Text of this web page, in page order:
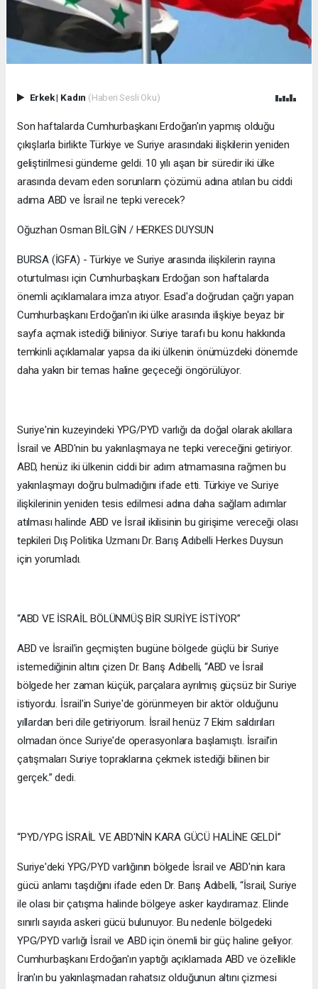
Erkek| Kadın (Haberi Sesli Oku)
Son haftalarda Cumhurbaşkanı Erdoğan'ın yapmış olduğu
çıkışlarla birlikte Türkiye ve Suriye arasındaki ilişkilerin yeniden
geliştirilmesi gündeme geldi. 10 yılı aşan bir süredir iki ülke
arasında devam eden sorunların çözümü adına atılan bu ciddi
adıma ABD ve İsrail ne tepki verecek?
Oğuzhan Osman BİLGİN / HERKES DUYSUN
BURSA (İGFA) - Türkiye ve Suriye arasında ilişkilerin rayına
oturtulması için Cumhurbaşkanı Erdoğan son haftalarda
önemli açıklamalara imza atıyor. Esad'a doğrudan çağrı yapan
Cumhurbaşkanı Erdoğan'ın iki ülke arasında ilişkiye beyaz bir
sayfa açmak istediği biliniyor. Suriye tarafı bu konu hakkında
temkinli açıklamalar yapsa da iki ülkenin önümüzdeki dönemde
daha yakın bir temas haline geçeceği öngörülüyor.
Suriye'nin kuzeyindeki YPG/PYD varlığı da doğal olarak akıllara
İsrail ve ABD'nin bu yakınlaşmaya ne tepki vereceğini getiriyor.
ABD, henüz iki ülkenin ciddi bir adım atmamasına rağmen bu
yakınlaşmayı doğru bulmadığını ifade etti. Türkiye ve Suriye
ilişkilerinin yeniden tesis edilmesi adına daha sağlam adımlar
atılması halinde ABD ve İsrail ikilisinin bu girişime vereceği olası
tepkileri Dış Politika Uzmanı Dr. Barış Adıbelli Herkes Duysun
için yorumladı.
“ABD VE İSRAİL BÖLÜNMÜŞ BİR SURİYE İSTİYOR”
ABD ve İsrail'in geçmişten bugüne bölgede güçlü bir Suriye
istemediğinin altını çizen Dr. Barış Adıbelli, “ABD ve İsrail
bölgede her zaman küçük, parçalara ayrılmış güçsüz bir Suriye
istiyordu. İsrail'in Suriye'de görünmeyen bir aktör olduğunu
yıllardan beri dile getiriyorum. İsrail henüz 7 Ekim saldırıları
olmadan önce Suriye'de operasyonlara başlamıştı. İsrail'in
çatışmaları Suriye topraklarına çekmek istediği bilinen bir
gerçek.” dedi.
“PYD/YPG İSRAİL VE ABD'NİN KARA GÜCÜ HALİNE GELDİ”
Suriye'deki YPG/PYD varlığının bölgede İsrail ve ABD'nin kara
gücü anlamı taşdığını ifade eden Dr. Barış Adıbelli, “İsrail, Suriye
ile olası bir çatışma halinde bölgeye asker kaydıramaz. Elinde
sınırlı sayıda askeri gücü bulunuyor. Bu nedenle bölgedeki
YPG/PYD varlığı İsrail ve ABD için önemli bir güç haline geliyor.
Cumhurbaşkanı Erdoğan'ın yaptığı açıklamada ABD ve özellikle
İran'ın bu yakınlaşmadan rahatsız olduğunun altını çizmesi